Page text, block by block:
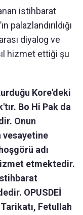
istihbarat
palazlandırıldığı
diyalog ve
hizmet ettiği şu
Kore'deki
Bo Hi Pak da
Onun
vesayetine
adı
etmektedir.
OPUSDEİ
Fetullah